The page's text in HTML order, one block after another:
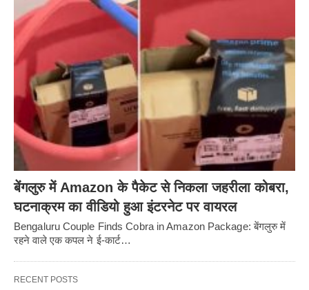
बेंगलुरु में Amazon के पैकेट से निकला जहरीला कोबरा,
घटनाक्रम का वीडियो हुआ इंटरनेट पर वायरल
Bengaluru Couple Finds Cobra in Amazon Package: बेंगलुरु में
रहने वाले एक कपल ने ई-कार्ट…
RECENT POSTS